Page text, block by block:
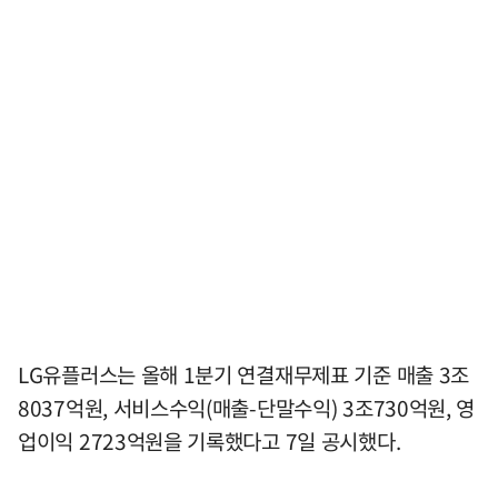
LG유플러스는 올해 1분기 연결재무제표 기준 매출 3조
8037억원, 서비스수익(매출-단말수익) 3조730억원, 영
업이익 2723억원을 기록했다고 7일 공시했다.